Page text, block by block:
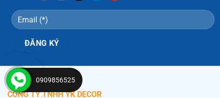
CÔNG TY TNHH YK DECOR
0909856525